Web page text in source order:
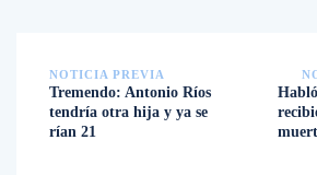
NOTICIA PREVIA
Tremendo: Antonio Ríos
tendría otra hija y ya se
rían 21